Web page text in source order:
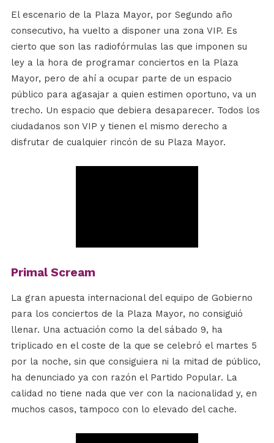
El escenario de la Plaza Mayor, por Segundo año
consecutivo, ha vuelto a disponer una zona VIP. Es
cierto que son las radiofórmulas las que imponen su
ley a la hora de programar conciertos en la Plaza
Mayor, pero de ahí a ocupar parte de un espacio
público para agasajar a quien estimen oportuno, va un
trecho. Un espacio que debiera desaparecer. Todos los
ciudadanos son VIP y tienen el mismo derecho a
disfrutar de cualquier rincón de su Plaza Mayor.
Primal Scream
La gran apuesta internacional del equipo de Gobierno
para los conciertos de la Plaza Mayor, no consiguió
llenar. Una actuación como la del sábado 9, ha
triplicado en el coste de la que se celebró el martes 5
por la noche, sin que consiguiera ni la mitad de público,
ha denunciado ya con razón el Partido Popular. La
calidad no tiene nada que ver con la nacionalidad y, en
muchos casos, tampoco con lo elevado del cache.